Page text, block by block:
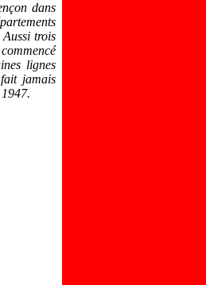
dans
trois
lignes
jamais